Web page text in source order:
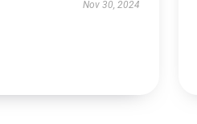
Nov 30, 2024